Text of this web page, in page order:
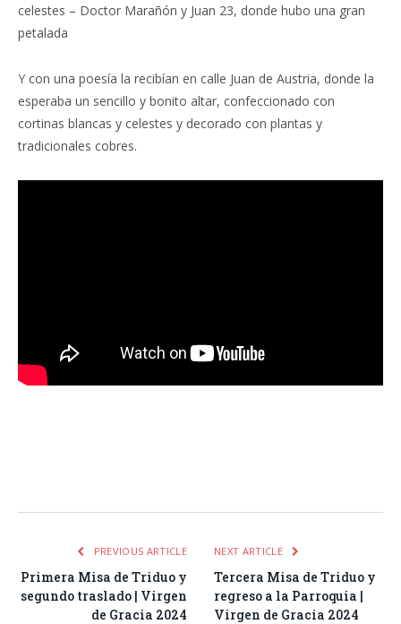
celestes – Doctor Marañón y Juan 23, donde hubo una gran
petalada
Y con una poesía la recibían en calle Juan de Austria, donde la
esperaba un sencillo y bonito altar, confeccionado con
cortinas blancas y celestes y decorado con plantas y
tradicionales cobres.
PREVIOUS ARTICLE
Primera Misa de Triduo y
segundo traslado | Virgen
de Gracia 2024
NEXT ARTICLE
Tercera Misa de Triduo y
regreso a la Parroquia |
Virgen de Gracia 2024